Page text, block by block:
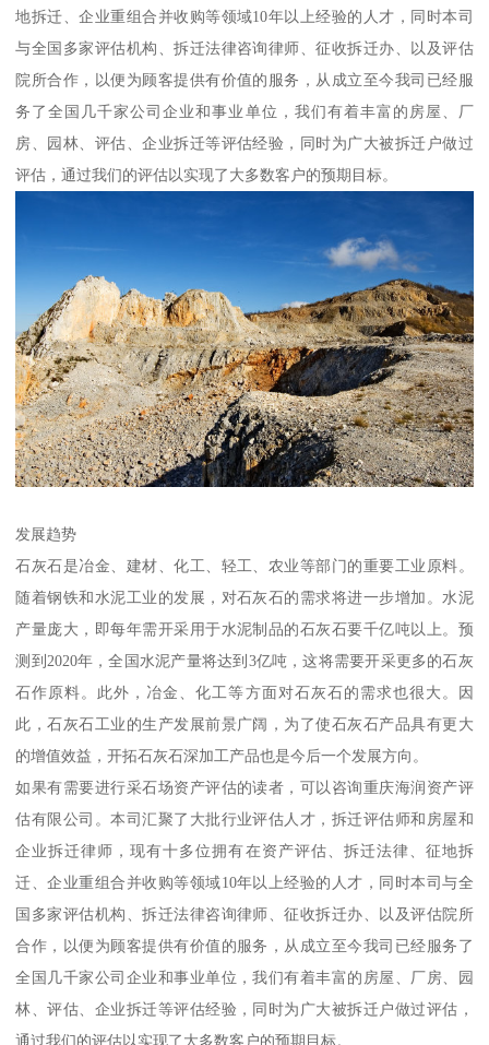
地拆迁、企业重组合并收购等领域10年以上经验的人才，同时本司
与全国多家评估机构、拆迁法律咨询律师、征收拆迁办、以及评估
院所合作，以便为顾客提供有价值的服务，从成立至今我司已经服
务了全国几千家公司企业和事业单位，我们有着丰富的房屋、厂
房、园林、评估、企业拆迁等评估经验，同时为广大被拆迁户做过
评估，通过我们的评估以实现了大多数客户的预期目标。
发展趋势
石灰石是冶金、建材、化工、轻工、农业等部门的重要工业原料。
随着钢铁和水泥工业的发展，对石灰石的需求将进一步增加。水泥
产量庞大，即每年需开采用于水泥制品的石灰石要千亿吨以上。预
测到2020年，全国水泥产量将达到3亿吨，这将需要开采更多的石灰
石作原料。此外，冶金、化工等方面对石灰石的需求也很大。因
此，石灰石工业的生产发展前景广阔，为了使石灰石产品具有更大
的增值效益，开拓石灰石深加工产品也是今后一个发展方向。
如果有需要进行采石场资产评估的读者，可以咨询重庆海润资产评
估有限公司。本司汇聚了大批行业评估人才，拆迁评估师和房屋和
企业拆迁律师，现有十多位拥有在资产评估、拆迁法律、征地拆
迁、企业重组合并收购等领域10年以上经验的人才，同时本司与全
国多家评估机构、拆迁法律咨询律师、征收拆迁办、以及评估院所
合作，以便为顾客提供有价值的服务，从成立至今我司已经服务了
全国几千家公司企业和事业单位，我们有着丰富的房屋、厂房、园
林、评估、企业拆迁等评估经验，同时为广大被拆迁户做过评估，
通过我们的评估以实现了大多数客户的预期目标。